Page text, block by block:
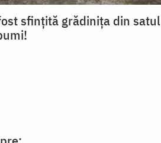
sfințită grădinița din satul